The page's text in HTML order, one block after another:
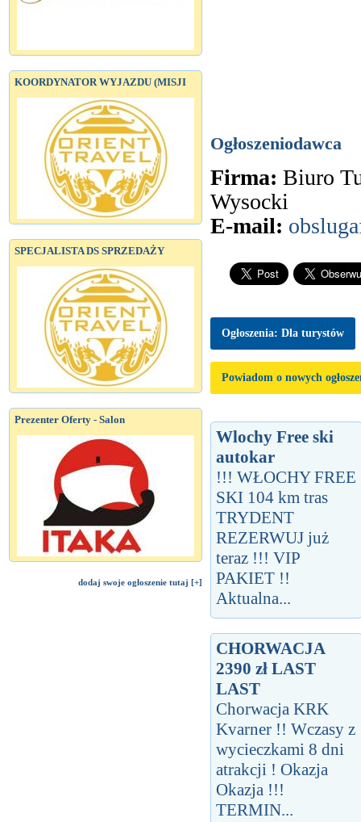
KOORDYNATOR WYJAZDU (MISJI
SPECJALISTA DS SPRZEDAŻY
Prezenter Oferty - Salon
dodaj swoje ogłoszenie tutaj [+]
Ogłoszeniodawca
Firma: Biuro
Wysocki
E-mail:
Ogłoszenia: Dla turystów
Powiadom o nowych
Wlochy Free ski
autokar
!!! WŁOCHY FREE
SKI 104 km tras
TRYDENT
REZERWUJ już
teraz !!! VIP
PAKIET !!
Aktualna...
CHORWACJA
2390 zł LAST
LAST
Chorwacja KRK
Kvarner !! Wczasy z
wycieczkami 8 dni
atrakcji ! Okazja
Okazja !!!
TERMIN...